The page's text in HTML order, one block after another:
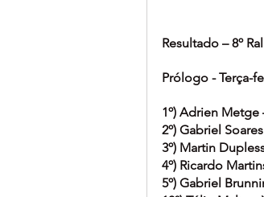
Resultado – 8º
Prólogo - Terça-
1º) Adrien Metge
2º) Gabriel
3º) Martin
4º) Ricardo
5º) Gabriel